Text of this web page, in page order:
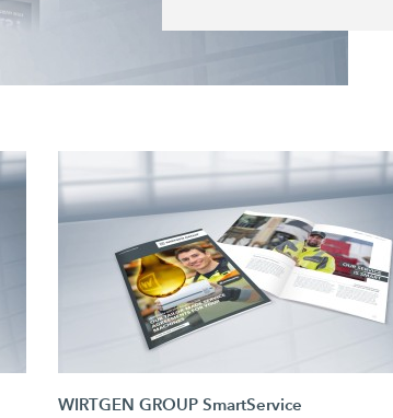
WIRTGEN GROUP SmartService